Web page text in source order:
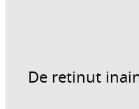
De retinut